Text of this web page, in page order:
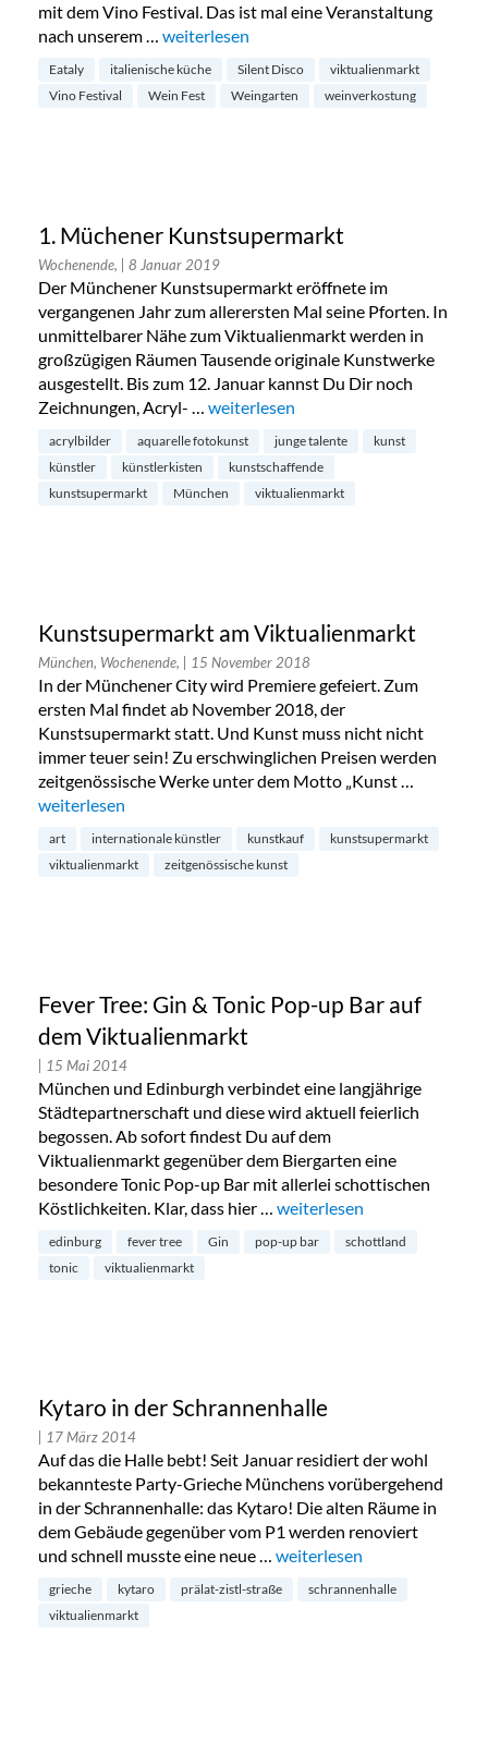
mit dem Vino Festival. Das ist mal eine Veranstaltung
nach unserem … „Vino Festival am Viktualienmarkt“
weiterlesen
Eataly italienische küche Silent Disco
viktualienmarkt
Vino Festival
Wein Fest Weingarten weinverkostung
1. Müchener Kunstsupermarkt
Wochenende, | 8 Januar 2019
Der Münchener Kunstsupermarkt eröffnete im
vergangenen Jahr zum allerersten Mal seine Pforten. In
unmittelbarer Nähe zum Viktualienmarkt werden in
großzügigen Räumen Tausende originale Kunstwerke
ausgestellt. Bis zum 12. Januar kannst Du Dir noch
Zeichnungen, Acryl- … „1. Müchener Kunstsupermarkt“
weiterlesen
acrylbilder aquarelle fotokunst junge talente
kunst
künstler
künstlerkisten
kunstschaffende
kunstsupermarkt
München viktualienmarkt
Kunstsupermarkt am Viktualienmarkt
München, Wochenende, | 15 November 2018
In der Münchener City wird Premiere gefeiert. Zum
ersten Mal findet ab November 2018, der
Kunstsupermarkt statt. Und Kunst muss nicht nicht
immer teuer sein! Zu erschwinglichen Preisen werden
zeitgenössische Werke unter dem Motto „Kunst …
„Kunstsupermarkt am Viktualienmarkt“
weiterlesen
art internationale künstler kunstkauf
kunstsupermarkt
viktualienmarkt
zeitgenössische kunst
Fever Tree: Gin & Tonic Pop-up Bar auf
dem Viktualienmarkt
| 15 Mai 2014
München und Edinburgh verbindet eine langjährige
Städtepartnerschaft und diese wird aktuell feierlich
begossen. Ab sofort findest Du auf dem
Viktualienmarkt gegenüber dem Biergarten eine
besondere Tonic Pop-up Bar mit allerlei schottischen
Köstlichkeiten. Klar, dass hier … „Fever Tree: Gin & Tonic
weiterlesen
edinburg fever tree Gin pop-up bar
schottland
tonic
viktualienmarkt
Kytaro in der Schrannenhalle
| 17 März 2014
Auf das die Halle bebt! Seit Januar residiert der wohl
bekannteste Party-Grieche Münchens vorübergehend
in der Schrannenhalle: das Kytaro! Die alten Räume in
dem Gebäude gegenüber vom P1 werden renoviert
und schnell musste eine neue … „Kytaro in der
weiterlesen
grieche kytaro prälat-zistl-straße
schrannenhalle
viktualienmarkt